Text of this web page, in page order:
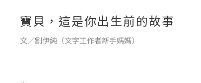
寶貝，這是你出生前的故事
文／劉伊純（文字工作者新手媽媽）